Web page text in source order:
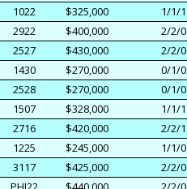
1022
$325,000 1/1/1
2922
$400,000 2/2/0
2527
$430,000 2/2/0
1430
$270,000 0/1/0
2528
$270,000 0/1/0
1507
$328,000 1/1/1
2716
$420,000 2/2/1
1225
$245,000 1/1/0
3117
$425,000 2/2/0